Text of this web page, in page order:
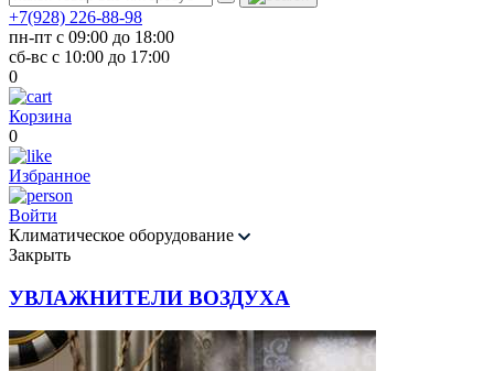
+7(928) 226-88-98
пн-пт с 09:00 до 18:00
сб-вс с 10:00 до 17:00
0
Корзина
0
Избранное
Войти
Климатическое оборудование
Закрыть
УВЛАЖНИТЕЛИ ВОЗДУХА